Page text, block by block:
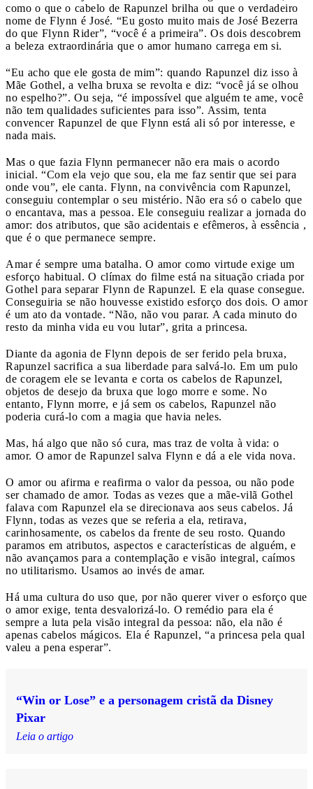
como o que o cabelo de Rapunzel brilha ou que o verdadeiro
nome de Flynn é José. “Eu gosto muito mais de José Bezerra
do que Flynn Rider”, “você é a primeira”. Os dois descobrem
a beleza extraordinária que o amor humano carrega em si.
“Eu acho que ele gosta de mim”: quando Rapunzel diz isso à
Mãe Gothel, a velha bruxa se revolta e diz: “você já se olhou
no espelho?”. Ou seja, “é impossível que alguém te ame, você
não tem qualidades suficientes para isso”. Assim, tenta
convencer Rapunzel de que Flynn está ali só por interesse, e
nada mais.
Mas o que fazia Flynn permanecer não era mais o acordo
inicial. “Com ela vejo que sou, ela me faz sentir que sei para
onde vou”, ele canta. Flynn, na convivência com Rapunzel,
conseguiu contemplar o seu mistério. Não era só o cabelo que
o encantava, mas a pessoa. Ele conseguiu realizar a jornada do
amor: dos atributos, que são acidentais e efêmeros, à essência ,
que é o que permanece sempre.
Amar é sempre uma batalha. O amor como virtude exige um
esforço habitual. O clímax do filme está na situação criada por
Gothel para separar Flynn de Rapunzel. E ela quase consegue.
Conseguiria se não houvesse existido esforço dos dois. O amor
é um ato da vontade. “Não, não vou parar. A cada minuto do
resto da minha vida eu vou lutar”, grita a princesa.
Diante da agonia de Flynn depois de ser ferido pela bruxa,
Rapunzel sacrifica a sua liberdade para salvá-lo. Em um pulo
de coragem ele se levanta e corta os cabelos de Rapunzel,
objetos de desejo da bruxa que logo morre e some. No
entanto, Flynn morre, e já sem os cabelos, Rapunzel não
poderia curá-lo com a magia que havia neles.
Mas, há algo que não só cura, mas traz de volta à vida: o
amor. O amor de Rapunzel salva Flynn e dá a ele vida nova.
O amor ou afirma e reafirma o valor da pessoa, ou não pode
ser chamado de amor. Todas as vezes que a mãe-vilã Gothel
falava com Rapunzel ela se direcionava aos seus cabelos. Já
Flynn, todas as vezes que se referia a ela, retirava,
carinhosamente, os cabelos da frente de seu rosto. Quando
paramos em atributos, aspectos e características de alguém, e
não avançamos para a contemplação e visão integral, caímos
no utilitarismo. Usamos ao invés de amar.
Há uma cultura do uso que, por não querer viver o esforço que
o amor exige, tenta desvalorizá-lo. O remédio para ela é
sempre a luta pela visão integral da pessoa: não, ela não é
apenas cabelos mágicos. Ela é Rapunzel, “a princesa pela qual
valeu a pena esperar”.
“Win or Lose” e a personagem cristã da Disney
Pixar
Leia o artigo